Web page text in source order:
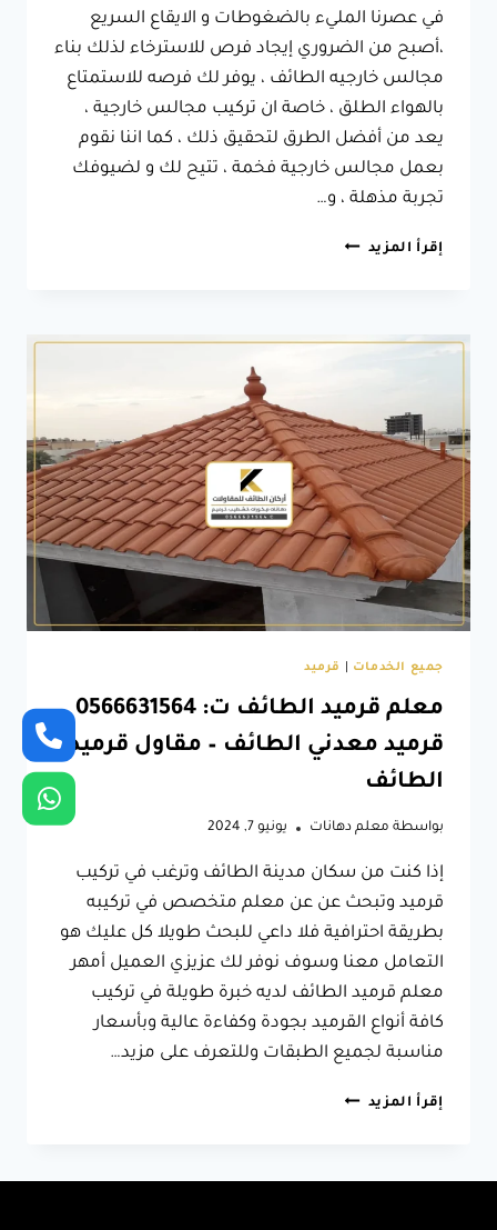
في عصرنا المليء بالضغوطات و الايقاع السريع
،أصبح من الضروري إيجاد فرص للاسترخاء لذلك بناء
مجالس خارجيه الطائف ، يوفر لك فرصه للاستمتاع
بالهواء الطلق ، خاصة ان تركيب مجالس خارجية ،
يعد من أفضل الطرق لتحقيق ذلك ، كما اننا نقوم
بعمل مجالس خارجية فخمة ، تتيح لك و لضيوفك
تجربة مذهلة ، و…
إقرأ المزيد بناء
خارجي
الطائف
–
صور
مجالس
خارجية
الطائف
جميع الخدمات قرميد
معلم قرميد الطائف ت: 0566631564
قرميد معدني الطائف – مقاول قرميد
الطائف
بواسطة معلم دهانات يونيو 7, 2024
إذا كنت من سكان مدينة الطائف وترغب في تركيب
قرميد وتبحث عن عن معلم متخصص في تركيبه
بطريقة احترافية فلا داعي للبحث طويلا كل عليك هو
التعامل معنا وسوف نوفر لك عزيزي العميل أمهر
معلم قرميد الطائف لديه خبرة طويلة في تركيب
كافة أنواع القرميد بجودة وكفاءة عالية وبأسعار
مناسبة لجميع الطبقات وللتعرف على مزيد…
إقرأ المزيد معلم